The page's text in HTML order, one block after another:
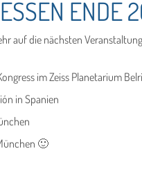
ENDE
auf die nächsten
im Zeiss Planetarium
in Spanien
🙂